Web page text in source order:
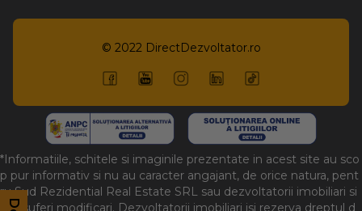
© 2022 DirectDezvoltator.ro
*Informatiile, schitele si imaginile prezentate in acest site au sco
p pur informativ si nu au caracter angajant, de orice natura, pent
ru Sud Rezidential Real Estate SRL sau dezvoltatorii imobiliari si
pot suferi modificari. Dezvoltatorii imobiliari isi rezerva dreptul d